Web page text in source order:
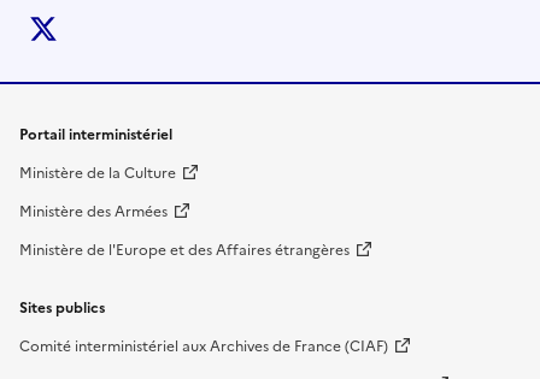
Liens de bas de page
Portail interministériel
Ministère de la Culture
Ministère des Armées
Ministère de l'Europe et des Affaires étrangères
Sites publics
Comité interministériel aux Archives de France (CIAF)